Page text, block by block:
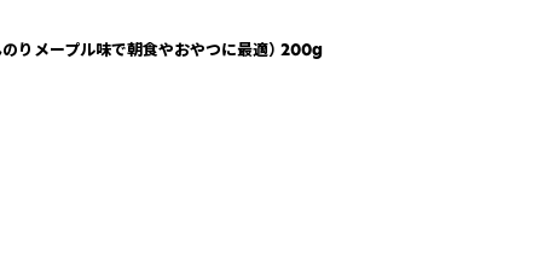
りメープル味で朝食やおやつに最適） 200g